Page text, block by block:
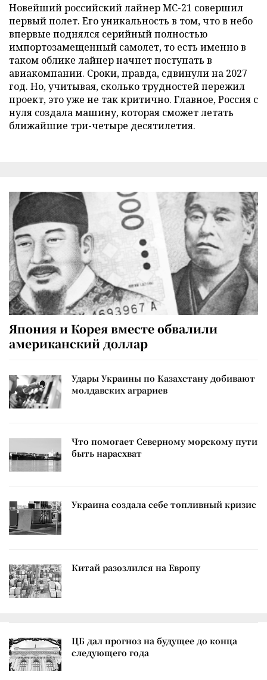
Новейший российский лайнер МС-21 совершил
первый полет. Его уникальность в том, что в небо
впервые поднялся серийный полностью
импортозамещенный самолет, то есть именно в
таком облике лайнер начнет поступать в
авиакомпании. Сроки, правда, сдвинули на 2027
год. Но, учитывая, сколько трудностей пережил
проект, это уже не так критично. Главное, Россия с
нуля создала машину, которая сможет летать
ближайшие три-четыре десятилетия.
Япония и Корея вместе обвалили
американский доллар
Удары Украины по Казахстану добивают
молдавских аграриев
Что помогает Северному морскому пути
быть нарасхват
Украина создала себе топливный кризис
Китай разозлился на Европу
ЦБ дал прогноз на будущее до конца
следующего года